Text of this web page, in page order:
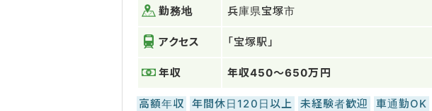
勤務地 兵庫県宝塚市
アクセス 「宝塚駅」
年収 年収450～650万円
高額年収 年間休日120日以上 未経験者歓迎 車通勤OK